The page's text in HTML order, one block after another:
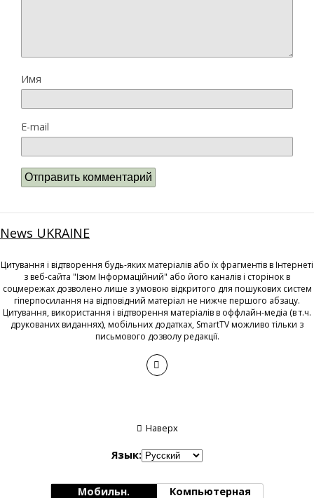
Имя
E-mail
News UKRAINE
Цитування і відтворення будь-яких матеріалів або їх фрагментів в Інтернеті
з веб-сайта "Ізюм Інформаційний" або його каналів і сторінок в
соцмережах дозволено лише з умовою відкритого для пошукових систем
гіперпосилання на відповідний матеріал не нижче першого абзацу.
Цитування, використання і відтворення матеріалів в оффлайн-медіа (в т.ч.
друкованих виданнях), мобільних додатках, SmartTV можливо тільки з
письмового дозволу редакції.
Наверх
Язык:
Мобильн. Компьютерная